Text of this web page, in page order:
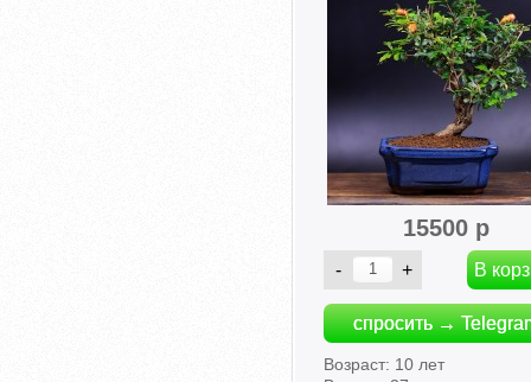
15500 р
спросить →
Возраст: 10 лет